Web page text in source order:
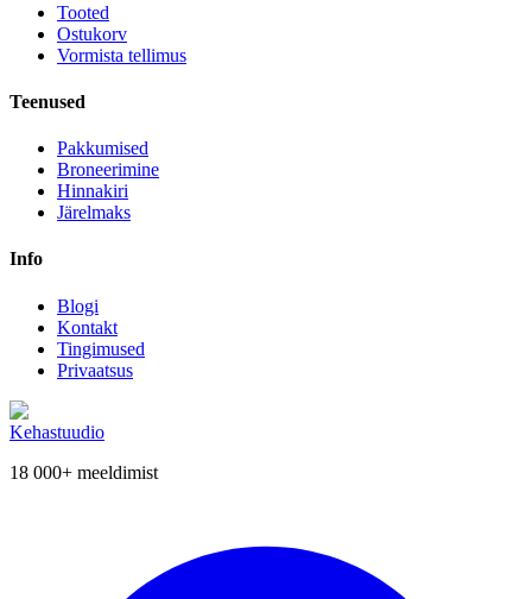
Tooted
Ostukorv
Vormista tellimus
Teenused
Pakkumised
Broneerimine
Hinnakiri
Järelmaks
Info
Blogi
Kontakt
Tingimused
Privaatsus
Kehastuudio
18 000+ meeldimist